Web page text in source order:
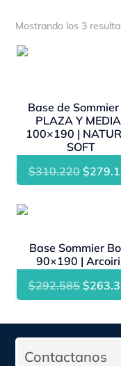
Mostrando los 3
Base de Sommier
PLAZA Y
100×190 |
SOFT
$310.220 El
precio
$
Base Sommier
90×190 |
$292.585 El
precio
era:
$
Contactanos